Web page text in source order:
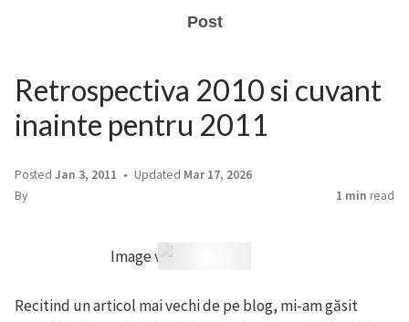
Post
Retrospectiva 2010 si cuvant
inainte pentru 2011
Posted Jan 3, 2011 Updated Mar 17, 2026
By
1 min read
Image via Wikipedia
Recitind un articol mai vechi de pe blog, mi-am găsit